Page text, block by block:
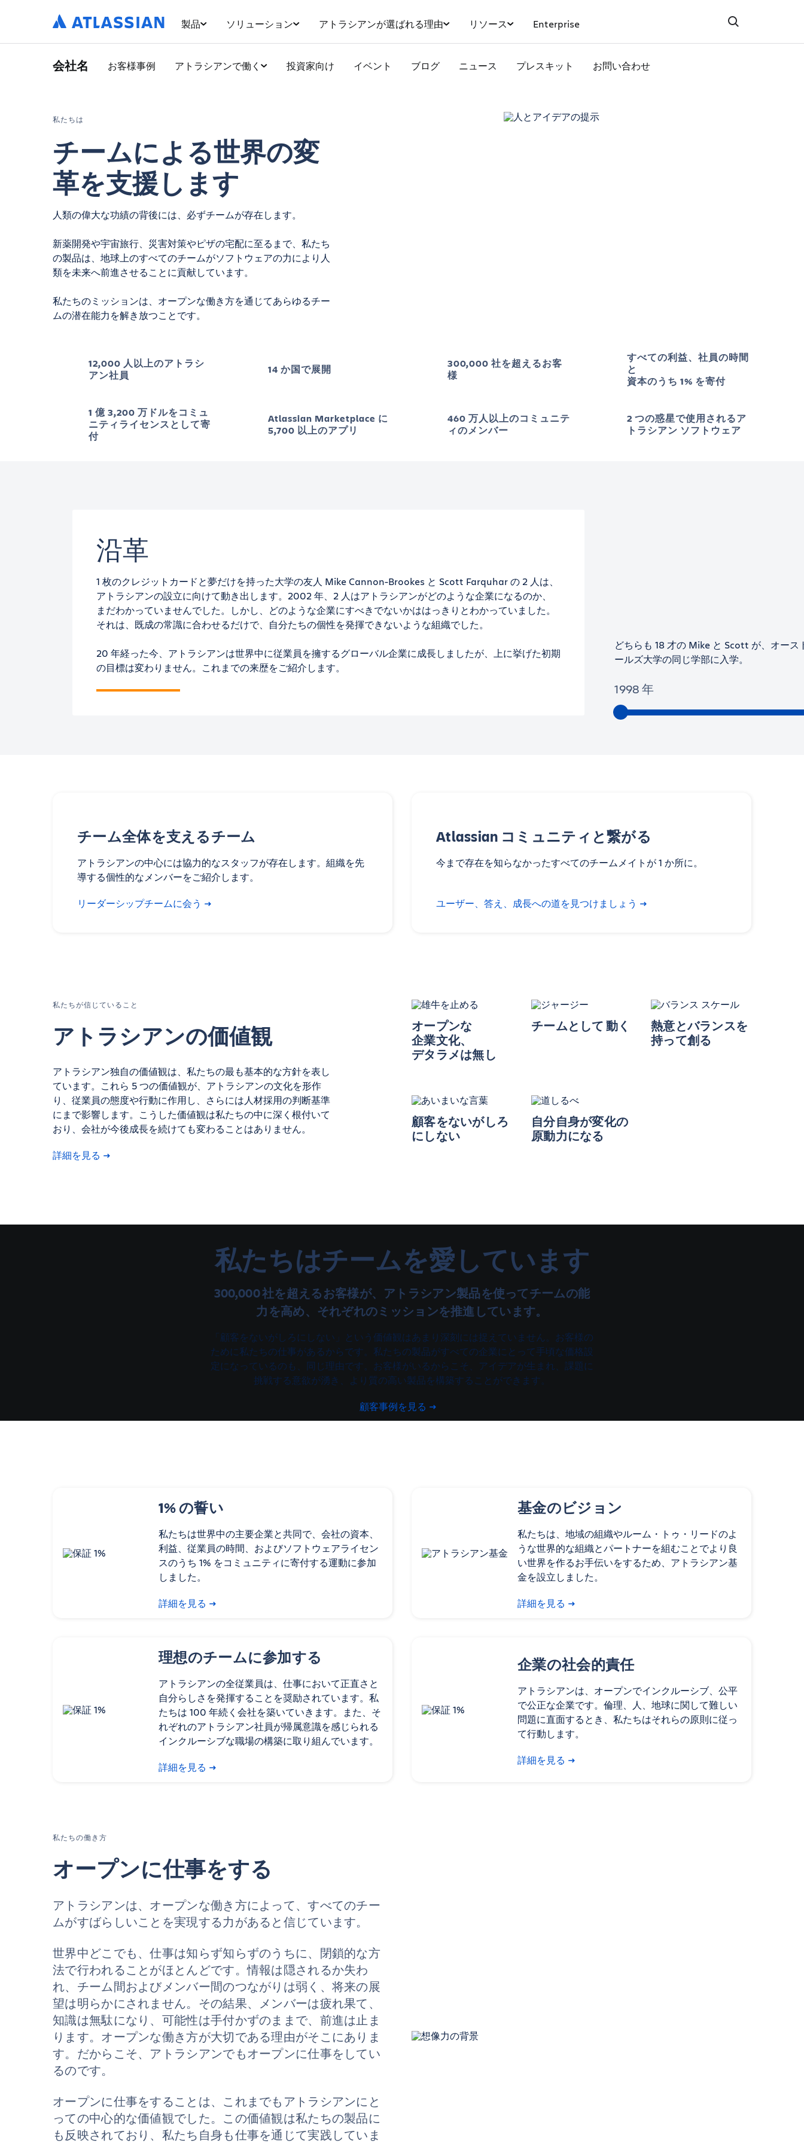
製品 ソリューション アトラシアンが選ばれる理由 リソース Enterprise
会社名 お客様事例 アトラシアンで働く 投資家向け イベント ブログ ニュース プレスキット お問い合わせ
私たちは
チームによる世界の変
革を支援します
人類の偉大な功績の背後には、必ずチームが存在します。
新薬開発や宇宙旅行、災害対策やピザの宅配に至るまで、私たち
の製品は、地球上のすべてのチームがソフトウェアの力により人
類を未来へ前進させることに貢献しています。
私たちのミッションは、オープンな働き方を通じてあらゆるチー
ムの潜在能力を解き放つことです。
12,000 人以上のアトラシ
アン社員
14 か国で展開
300,000 社を超えるお客
様
すべての利益、社員の時間
と
資本のうち 1% を寄付
1 億 3,200 万ドルをコミュ
ニティライセンスとして寄
付
Atlassian Marketplace に
5,700 以上のアプリ
460 万人以上のコミュニテ
ィのメンバー
2 つの惑星で使用されるア
トラシアン ソフトウェア
沿革
1 枚のクレジットカードと夢だけを持った大学の友人 Mike Cannon-Brookes と Scott Farquhar の 2 人は、
アトラシアンの設立に向けて動き出します。2002 年、2 人はアトラシアンがどのような企業になるのか、
まだわかっていませんでした。しかし、どのような企業にすべきでないかははっきりとわかっていました。
それは、既成の常識に合わせるだけで、自分たちの個性を発揮できないような組織でした。
20 年経った今、アトラシアンは世界中に従業員を擁するグローバル企業に成長しましたが、上に挙げた初期
の目標は変わりません。これまでの来歴をご紹介します。
どちらも 18 才の Mike と Scott が、オー
ールズ大学の同じ学部に入学。
1998 年
チーム全体を支えるチーム
アトラシアンの中心には協力的なスタッフが存在します。組織を先
導する個性的なメンバーをご紹介します。
リーダーシップチームに会う
Atlassian コミュニティと繋がる
今まで存在を知らなかったすべてのチームメイトが 1 か所に。
ユーザー、答え、成長への道を見つけましょう
私たちが信じていること
アトラシアンの価値観
アトラシアン独自の価値観は、私たちの最も基本的な方針を表し
ています。これら 5 つの価値観が、アトラシアンの文化を形作
り、従業員の態度や行動に作用し、さらには人材採用の判断基準
にまで影響します。こうした価値観は私たちの中に深く根付いて
おり、会社が今後成長を続けても変わることはありません。
詳細を見る
オープンな
企業文化、
デタラメは無し
チームとして 動く
熱意とバランスを
持って創る
顧客をないがしろ
にしない
自分自身が変化の
原動力になる
私たちはチームを愛しています
300,000 社を超えるお客様が、アトラシアン製品を使ってチームの能
力を高め、それぞれのミッションを推進しています。
「顧客をないがしろにしない」という価値観はあまり深刻には捉えていません。お客様の
ために私たちの仕事があるからです。私たちの製品がすべての企業にとって手頃な価格設
定になっているのも、同じ理由です。お客様がいるからこそ、アイデアが生まれ、課題に
挑戦する意欲が湧き、より質の高い製品を構築することができます。
顧客事例を見る
1% の誓い
私たちは世界中の主要企業と共同で、会社の資本、
利益、従業員の時間、およびソフトウェアライセン
スのうち 1% をコミュニティに寄付する運動に参加
しました。
詳細を見る
基金のビジョン
私たちは、地域の組織やルーム・トゥ・リードのよ
うな世界的な組織とパートナーを組むことでより良
い世界を作るお手伝いをするため、アトラシアン基
金を設立しました。
詳細を見る
理想のチームに参加する
アトラシアンの全従業員は、仕事において正直さと
自分らしさを発揮することを奨励されています。私
たちは 100 年続く会社を築いていきます。また、そ
れぞれのアトラシアン社員が帰属意識を感じられる
インクルーシブな職場の構築に取り組んでいます。
詳細を見る
企業の社会的責任
アトラシアンは、オープンでインクルーシブ、公平
で公正な企業です。倫理、人、地球に関して難しい
問題に直面するとき、私たちはそれらの原則に従っ
て行動します。
詳細を見る
私たちの働き方
オープンに仕事をする
アトラシアンは、オープンな働き方によって、すべてのチー
ムがすばらしいことを実現する力があると信じています。
世界中どこでも、仕事は知らず知らずのうちに、閉鎖的な方
法で行われることがほとんどです。情報は隠されるか失わ
れ、チーム間およびメンバー間のつながりは弱く、将来の展
望は明らかにされません。その結果、メンバーは疲れ果て、
知識は無駄になり、可能性は手付かずのままで、前進は止ま
ります。オープンな働き方が大切である理由がそこにありま
す。だからこそ、アトラシアンでもオープンに仕事をしてい
るのです。
オープンに仕事をすることは、これまでもアトラシアンにと
っての中心的な価値観でした。この価値観は私たちの製品に
も反映されており、私たち自身も仕事を通じて実践していま